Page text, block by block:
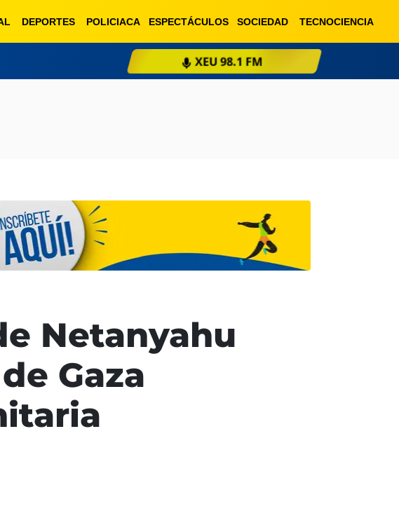
DEPORTES POLICIACA ESPECTÁCULOS SOCIEDAD TECNOCIENCIA
XEU 98.1 FM
Netanyahu
Gaza